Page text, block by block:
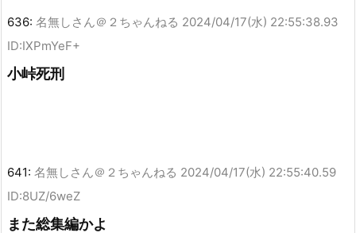
636: 名無しさん＠２ちゃんねる 2024/04/17(水) 22:55:38.93
ID:IXPmYeF+
小峠死刑
641: 名無しさん＠２ちゃんねる 2024/04/17(水) 22:55:40.59
ID:8UZ/6weZ
また総集編かよ